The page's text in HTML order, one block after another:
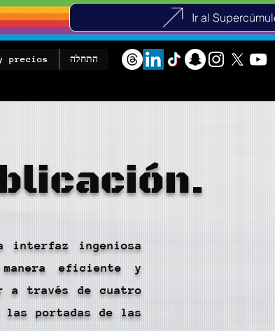
Ir al
התחלה precios
interfaz ingeniosa
eficiente y
a través de cuatro
las portadas de las